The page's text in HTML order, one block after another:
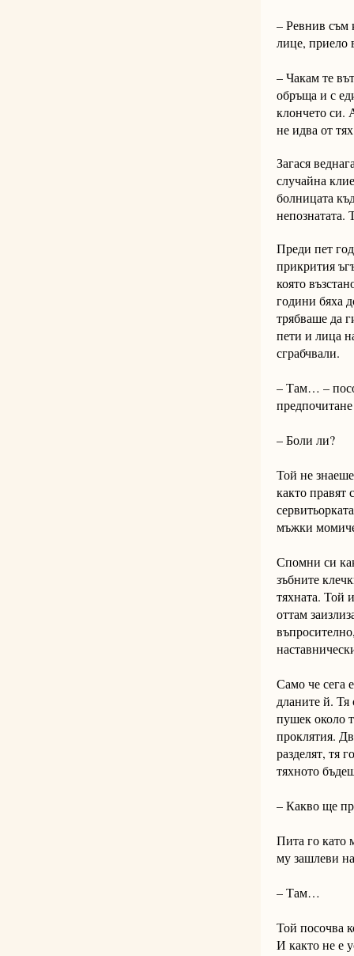
– Ревнив съм
лице, приело
– Чакам те
обръща и с
клончето си.
не идва от
Загася
случайна
болницата
Преди пет
прикрития
която
години бяха
трябваше да
пети и лица
сграбчвали.
– Там… –
– Боли ли?
Той не
както правят
мъжки
Спомни си
зъбните
тяхната. Той
оттам
Само че сега
дланите й.
пушек около
проклятия.
разделят, тя
тяхното
– Какво ще
Пита го като
му зашлеви
– Там…
Той посочва
И както не е